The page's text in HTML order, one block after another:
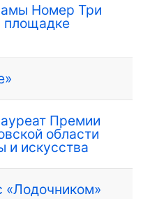
Номер Три
площадке
Премии
области
и искусства
«Лодочником»